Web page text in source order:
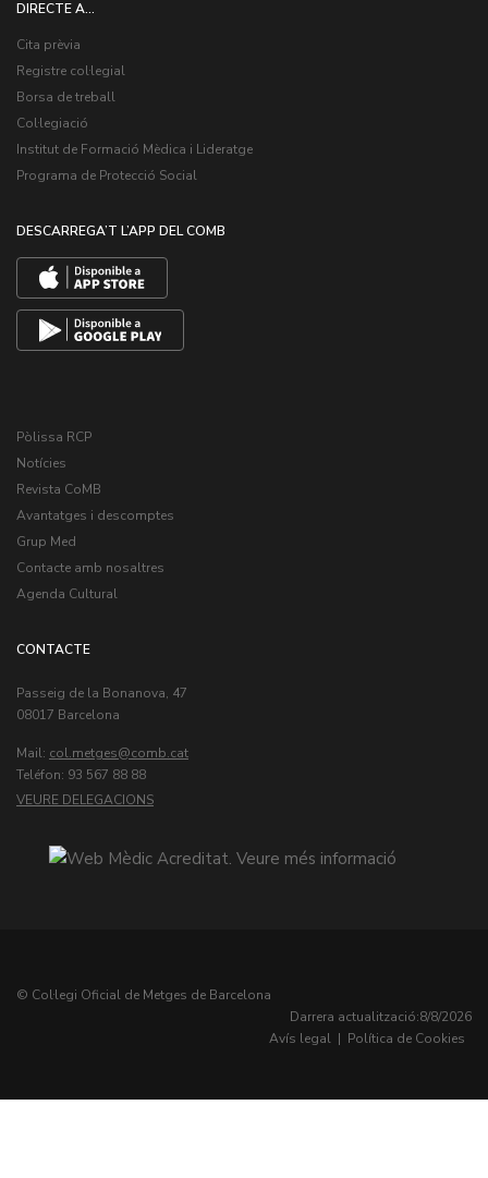
DIRECTE A...
Cita prèvia
Registre col·legial
Borsa de treball
Col·legiació
Institut de Formació Mèdica i Lideratge
Programa de Protecció Social
DESCARREGA’T L’APP DEL COMB
Pòlissa RCP
Notícies
Revista CoMB
Avantatges i descomptes
Grup Med
Contacte amb nosaltres
Agenda Cultural
CONTACTE
Passeig de la Bonanova, 47
08017 Barcelona
Mail: col.metges
Teléfon: 93 567 88 88
VEURE DELEGACIONS
© Col·legi Oficial de Metges de Barcelona
Darrera actualització:8/8/2026
Avís legal | Política de Cookies